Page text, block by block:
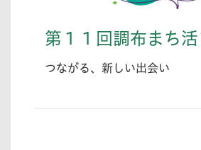
第１１回調布まち活
つながる、新しい出会い